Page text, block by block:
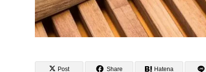
Post Share Hatena